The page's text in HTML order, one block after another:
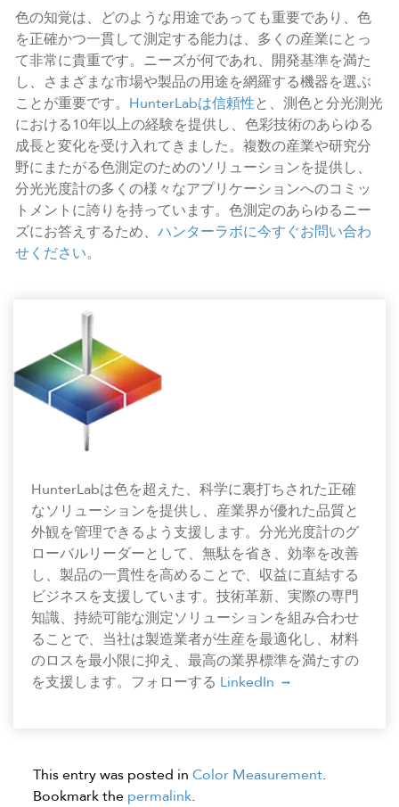
色の知覚は、どのような用途であっても重要であり、色
を正確かつ一貫して測定する能力は、多くの産業にとっ
て非常に貴重です。ニーズが何であれ、開発基準を満た
し、さまざまな市場や製品の用途を網羅する機器を選ぶ
ことが重要です。 HunterLabは信頼性と、測色と分光測光
における10年以上の経験を提供し、色彩技術のあらゆる
成長と変化を受け入れてきました。複数の産業や研究分
野にまたがる色測定のためのソリューションを提供し、
分光光度計の多くの様々なアプリケーションへのコミッ
トメントに誇りを持っています。色測定のあらゆるニー
ズにお答えするため、 ハンターラボに今すぐお問い合わ
せください。
HunterLabは色を超えた、科学に裏打ちされた正確
なソリューションを提供し、産業界が優れた品質と
外観を管理できるよう支援します。分光光度計のグ
ローバルリーダーとして、無駄を省き、効率を改善
し、製品の一貫性を高めることで、収益に直結する
ビジネスを支援しています。技術革新、実際の専門
知識、持続可能な測定ソリューションを組み合わせ
ることで、当社は製造業者が生産を最適化し、材料
のロスを最小限に抑え、最高の業界標準を満たすの
を支援します。フォローする LinkedIn
This entry was posted in Color Measurement.
Bookmark the permalink.